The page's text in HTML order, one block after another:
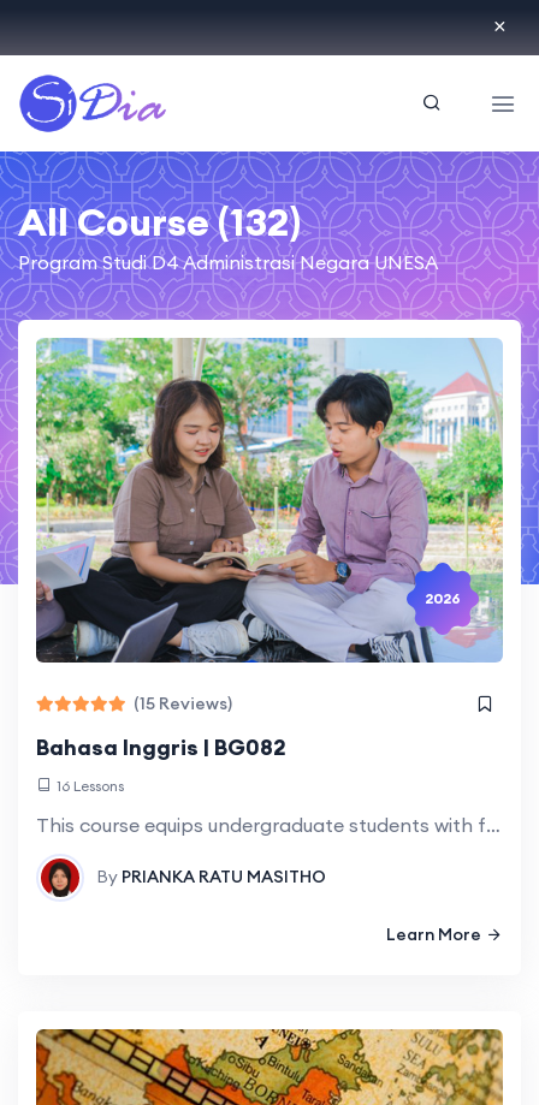
ID
All Course (132)
Program Studi D4 Administrasi Negara UNESA
2026
(15 Reviews)
Bahasa Inggris | BG082
16 Lessons
This course equips undergraduate students with fundamental English competencies to support their academic learning and professional development in higher education. The course is organised into
By PRIANKA RATU MASITHO
Learn More